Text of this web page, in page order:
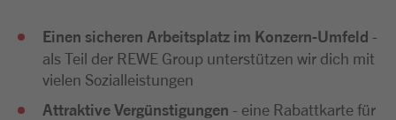
Einen sicheren Arbeitsplatz im Konzern-Umfeld -
als Teil der REWE Group unterstützen wir dich mit
vielen Sozialleistungen
Attraktive Vergünstigungen - eine Rabattkarte für